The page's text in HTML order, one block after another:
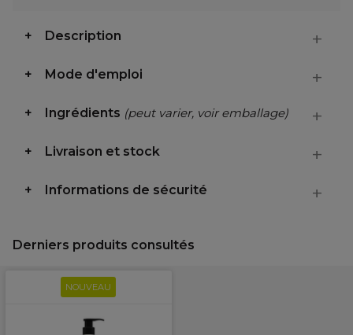
Description
Mode d'emploi
Ingrédients (peut varier, voir emballage)
Livraison et stock
Informations de sécurité
Derniers produits consultés
NOUVEAU